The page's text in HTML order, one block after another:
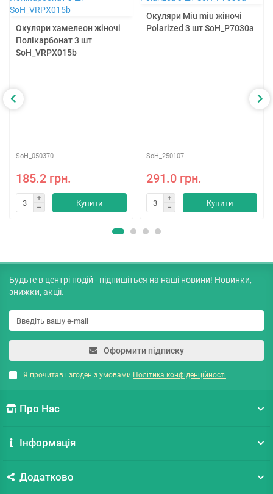
Окуляри хамелеон жіночі
Полікарбонат 3 шт
SoH_VRPX015b
SoH_050370
185.2 грн.
Купити
Окуляри Miu miu жіночі
Polarized 3 шт SoH_P7030a
SoH_250107
291.0 грн.
Купити
Будьте в центрі подій - підпишіться на наші новини! Новинки,
знижки, акції.
Оформити підписку
Я прочитав і згоден з умовами Політика конфіденційності
Про Нас
Інформація
Додатково